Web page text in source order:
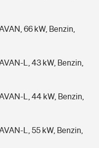
66 kW, Benzin,
L, 43 kW, Benzin,
L, 44 kW, Benzin,
L, 55 kW, Benzin,